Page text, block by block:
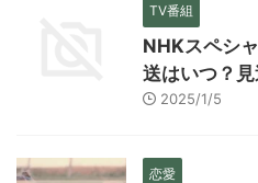
TV番組
NHKスペシ
送はいつ？
2025/1/5
恋愛